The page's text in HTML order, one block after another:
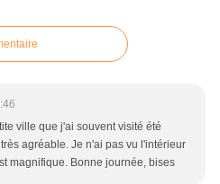
ville que j'ai souvent visité été
agréable. Je n'ai pas vu l'intérieur
magnifique. Bonne journée, bises